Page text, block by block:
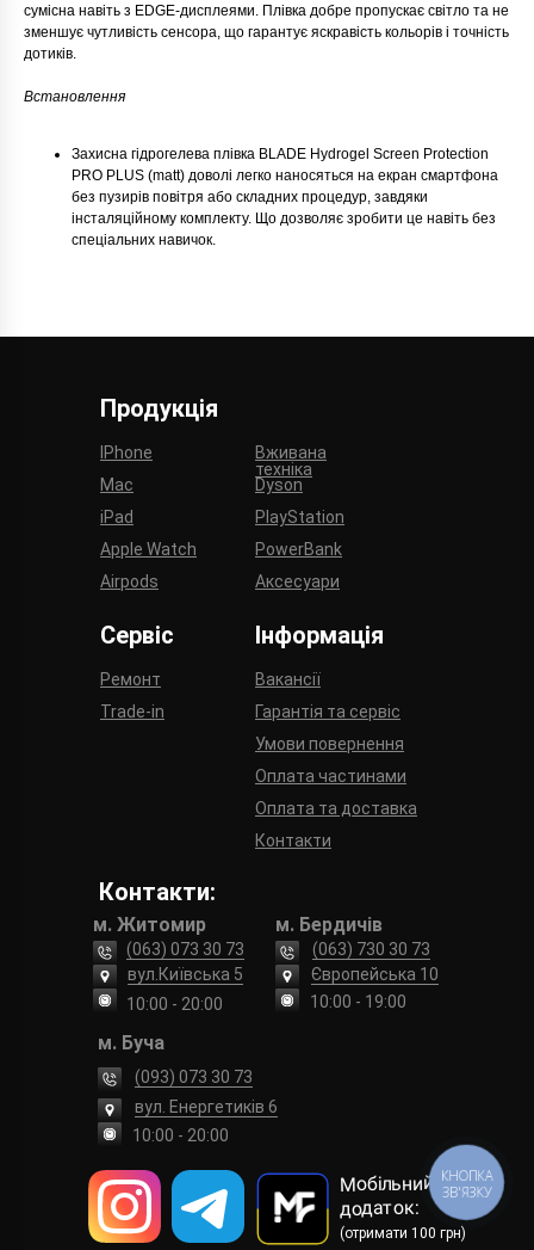
сумісна навіть з EDGE-дисплеями. Плівка добре пропускає світло та не
зменшує чутливість сенсора, що гарантує яскравість кольорів і точність
дотиків.
Встановлення
Захисна гідрогелева плівка BLADE Hydrogel Screen Protection
PRO PLUS (matt) доволі легко наносяться на екран смартфона
без пузирів повітря або складних процедур, завдяки
інсталяційному комплекту. Що дозволяє зробити це навіть без
спеціальних навичок.
Продукція
IPhone
Mac
iPad
Apple Watch
Airpods
Вживана
техніка
Dyson
PlayStation
PowerBank
Аксесуари
Сервіс
Ремонт
Trade-in
Інформація
Вакансії
Гарантія та сервіс
Умови повернення
Оплата та доставка
Оплата частинами
Контакти
Контакти:
м. Житомир
вул.Київська 5
10:00 - 20:00
(063) 073 30 73
м. Бердичів
Європейська 10
10:00 - 19:00
(063) 730 30 73
Мобільний
додаток:
(отримати 100 грн)
м. Буча
вул. Енергетиків 6
(093) 073 30 73
10:00 - 20:00
КНОПКА
ЗВ'ЯЗКУ